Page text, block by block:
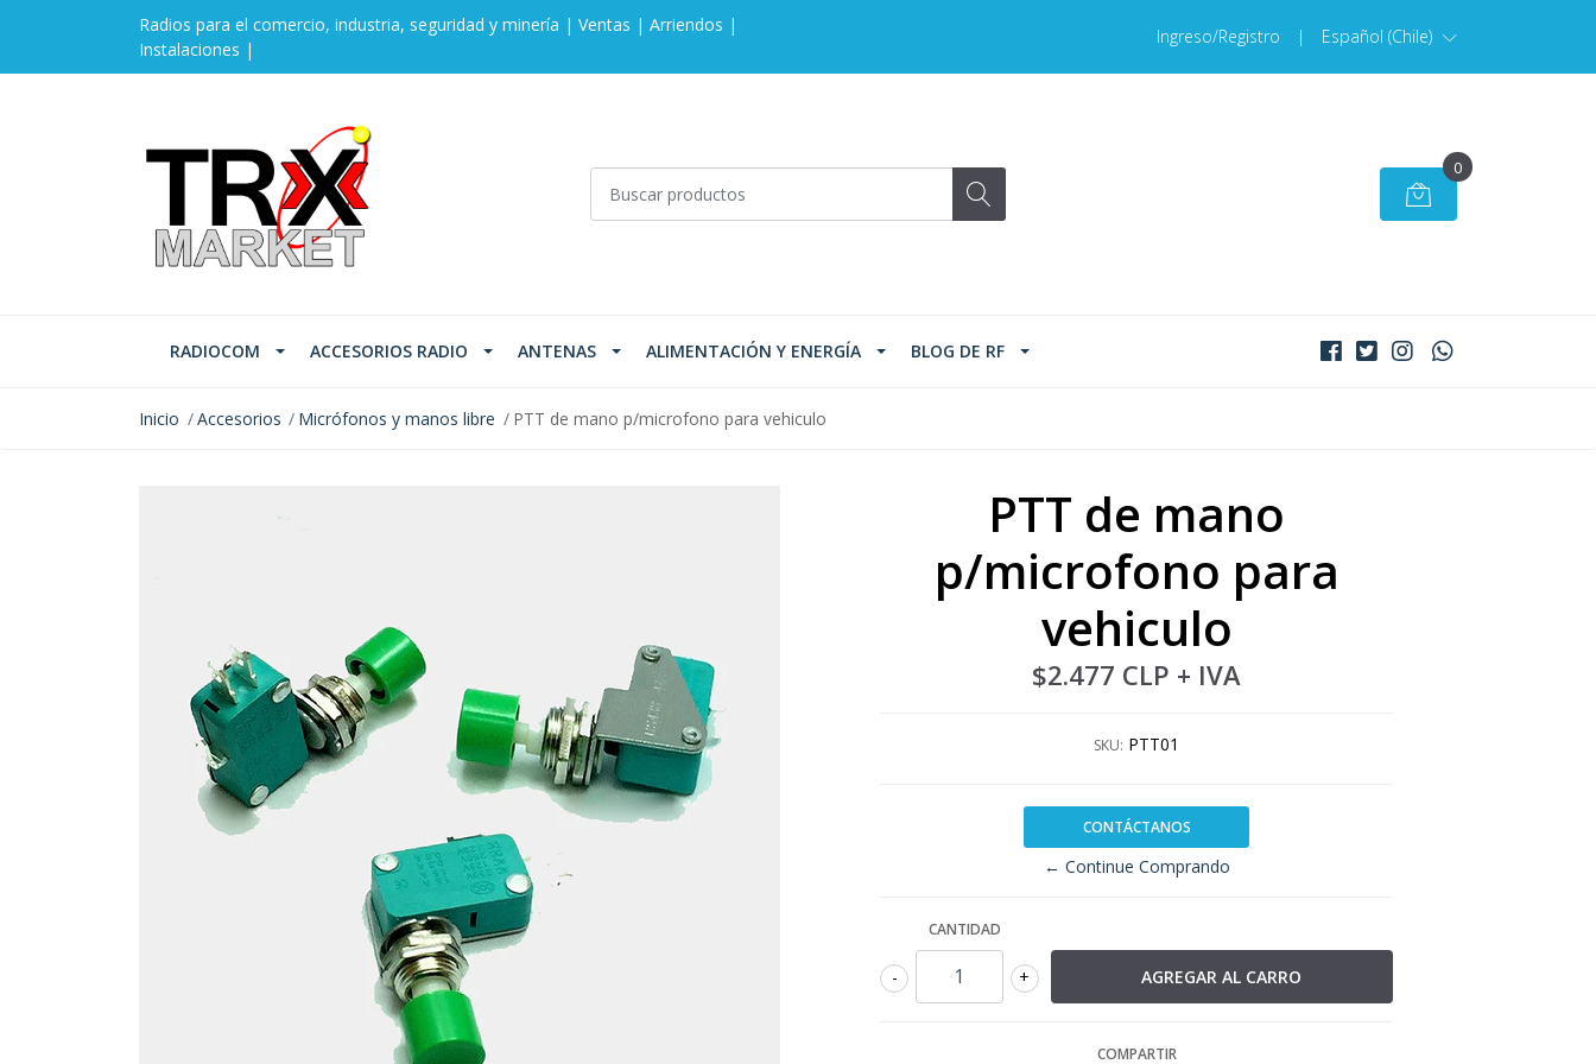
Radios para el comercio, industria, seguridad y minería | Ventas | Arriendos |
Instalaciones |
Ingreso/Registro | Español (Chile)
0
RADIOCOM ACCESORIOS RADIO ANTENAS ALIMENTACIÓN Y ENERGÍA BLOG DE RF
Inicio Accesorios Micrófonos y manos libre PTT de mano p/microfono para vehiculo
PTT de mano
p/microfono para
vehiculo
$2.477 CLP + IVA
SKU: PTT01
CONTÁCTANOS
← Continue Comprando
CANTIDAD
+
-
COMPARTIR